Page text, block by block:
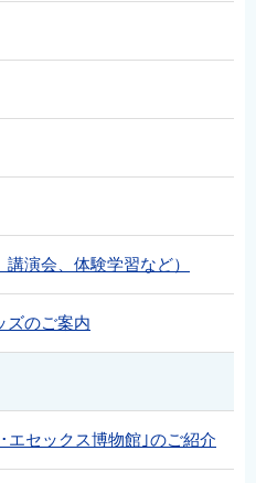
演会、体験学習など）
ズのご案内
エセックス博物館｣のご紹介